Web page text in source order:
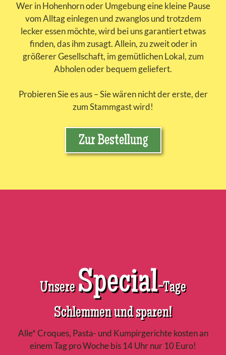
Wer in Hohenhorn oder Umgebung eine kleine Pause
vom Alltag einlegen und zwanglos und trotzdem
lecker essen möchte, wird bei uns garantiert etwas
finden, das ihm zusagt. Allein, zu zweit oder in
größerer Gesellschaft, im gemütlichen Lokal, zum
Abholen oder bequem geliefert.
Probieren Sie es aus – Sie wären nicht der erste, der
zum Stammgast wird!
Zur Bestellung
Unsere Special-Tage
Schlemmen und sparen!
Alle* Croques, Pasta- und Kumpirgerichte kosten an
einem Tag pro Woche bis 14 Uhr nur 10 Euro!